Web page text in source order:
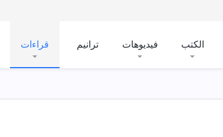
الكتب فيديوهات ترانيم قراءات